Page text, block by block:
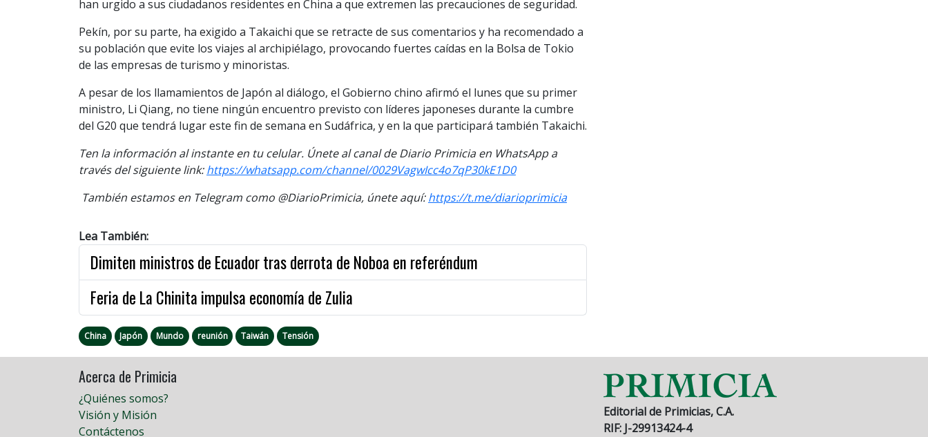
han urgido a sus ciudadanos residentes en China a que extremen las precauciones de seguridad.
Pekín, por su parte, ha exigido a Takaichi que se retracte de sus comentarios y ha recomendado a
su población que evite los viajes al archipiélago, provocando fuertes caídas en la Bolsa de Tokio
de las empresas de turismo y minoristas.
A pesar de los llamamientos de Japón al diálogo, el Gobierno chino afirmó el lunes que su primer
ministro, Li Qiang, no tiene ningún encuentro previsto con líderes japoneses durante la cumbre
del G20 que tendrá lugar este fin de semana en Sudáfrica, y en la que participará también Takaichi.
Ten la información al instante en tu celular. Únete al canal de Diario Primicia en WhatsApp a
través del siguiente link:https://whatsapp.com/channel/0029VagwIcc4o7qP30kE1D0
También estamos en Telegram como @DiarioPrimicia, únete aquí:https://t.me/diarioprimicia
Lea También:
Dimiten ministros de Ecuador tras derrota de Noboa en referéndum
Feria de La Chinita impulsa economía de Zulia
China Japón Mundo reunión Taiwán Tensión
Acerca de Primicia
¿Quiénes somos?
Visión y Misión
Contáctenos
Editorial de Primicias, C.A.
RIF: J-29913424-4